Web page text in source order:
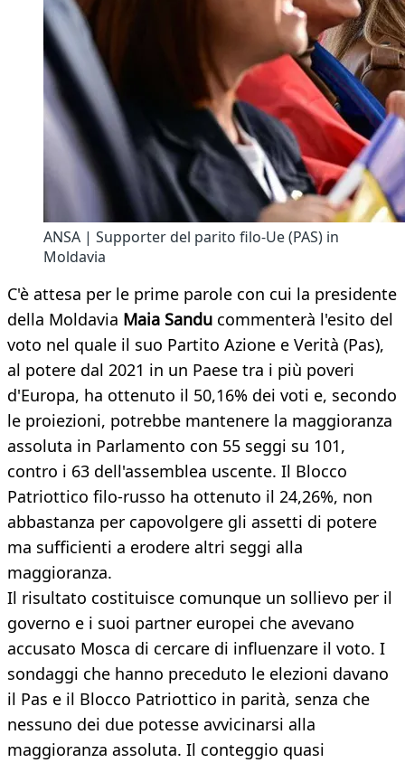
ANSA | Supporter del parito filo-Ue (PAS) in
Moldavia
C'è attesa per le prime parole con cui la presidente
della Moldavia Maia Sandu commenterà l'esito del
voto nel quale il suo Partito Azione e Verità (Pas),
al potere dal 2021 in un Paese tra i più poveri
d'Europa, ha ottenuto il 50,16% dei voti e, secondo
le proiezioni, potrebbe mantenere la maggioranza
assoluta in Parlamento con 55 seggi su 101,
contro i 63 dell'assemblea uscente. Il Blocco
Patriottico filo-russo ha ottenuto il 24,26%, non
abbastanza per capovolgere gli assetti di potere
ma sufficienti a erodere altri seggi alla
maggioranza.
Il risultato costituisce comunque un sollievo per il
governo e i suoi partner europei che avevano
accusato Mosca di cercare di influenzare il voto. I
sondaggi che hanno preceduto le elezioni davano
il Pas e il Blocco Patriottico in parità, senza che
nessuno dei due potesse avvicinarsi alla
maggioranza assoluta. Il conteggio quasi